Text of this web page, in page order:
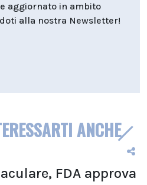
aggiornato in ambito
alla nostra Newsletter!
ANCHE
FDA approva